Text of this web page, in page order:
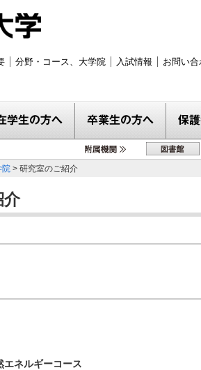
分野・コース、大学院 入試情報 お問い合
卒業生の方へ
保護者
院 > 研究室のご紹介
介
ネルギーコース